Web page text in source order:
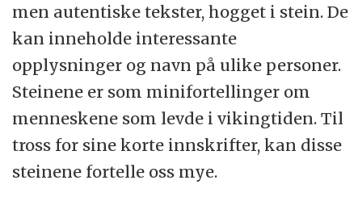
men autentiske tekster, hogget i stein. De
kan inneholde interessante
opplysninger og navn på ulike personer.
Steinene er som minifortellinger om
menneskene som levde i vikingtiden. Til
tross for sine korte innskrifter, kan disse
steinene fortelle oss mye.